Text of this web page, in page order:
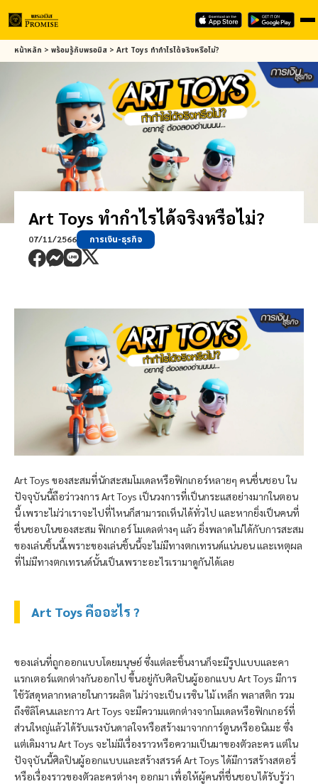
Skip
to
หน้าหลัก > พร้อมรู้กับพรอมิส > Art Toys ทำกำไรได้จริงหรือไม่?
Art Toys ทำกำไรได้จริงหรือไม่?
07/11/2566 การเงิน-ธุรกิจ
Art Toys ของสะสมที่นักสะสมโมเดลหรือฟิกเกอร์หลายๆ คนชื่นชอบ ใน
ปัจจุบันนี้ถือว่าวงการ Art Toys เป็นวงการที่เป็นกระแสอย่างมากในตอน
นี้ เพราะไม่ว่าเราจะไปที่ไหนก็สามารถเห็นได้ทั่วไป และหากยิ่งเป็นคนที่
ชื่นชอบในของสะสม ฟิกเกอร์ โมเดลต่างๆ แล้ว ยิ่งพลาดไม่ได้กับการสะสม
ของเล่นชิ้นนี้เพราะของเล่นชิ้นนี้จะไม่มีทางตกเทรนด์แน่นอน และเหตุผล
ที่ไม่มีทางตกเทรนด์นั้นเป็นเพราะอะไรเรามาดูกันได้เลย
Art Toys คืออะไร ?
ของเล่นที่ถูกออกแบบโดยมนุษย์ ซึ่งแต่ละชิ้นงานก็จะมีรูปแบบและคา
แรกเตอร์แตกต่างกันออกไป ขึ้นอยู่กับศิลปินผู้ออกแบบ Art Toys มีการ
ใช้วัสดุหลากหลายในการผลิต ไม่ว่าจะเป็น เรซิน ไม้ เหล็ก พลาสติก รวม
ถึงซิลิโคนและกาว Art Toys จะมีความแตกต่างจากโมเดลหรือฟิกเกอร์ที่
ส่วนใหญ่แล้วได้รับแรงบันดาลใจหรือสร้างมาจากการ์ตูนหรืออนิเมะ ซึ่ง
แต่เดิมงาน Art Toys จะไม่มีเรื่องราวหรือความเป็นมาของตัวละคร แต่ใน
ปัจจุบันนี้ศิลปินผู้ออกแบบและสร้างสรรค์ Art Toys ได้มีการสร้างสตอรี่
หรือเรื่องราวของตัวละครต่างๆ ออกมา เพื่อให้ผู้คนที่ชื่นชอบได้รับรู้ว่า